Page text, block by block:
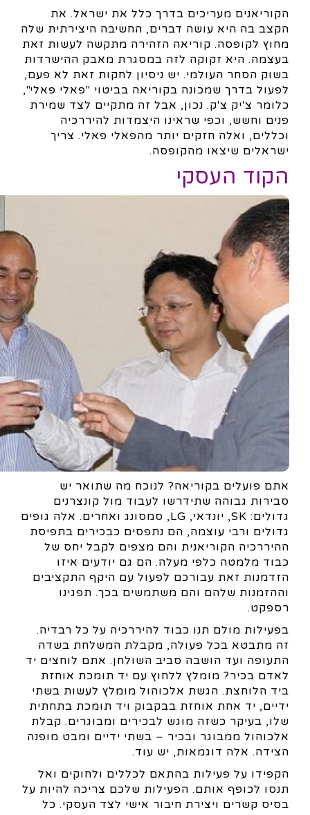
הקוריאנים מעריכים בדרך כלל את ישראל. את
הקצב בה היא עושה דברים, החשיבה היצירתית שלה
מחוץ לקופסה. קוריאה הזהירה מתקשה לעשות זאת
בעצמה. היא זקוקה לזה במסגרת מאבק ההישרדות
בשוק הסחר העולמי. יש ניסיון לחקות זאת לא פעם,
לפעול בדרך שמכונה בקוריאה בביטוי "פאלי פאלי",
כלומר צ'יק צ'ק. נכון, אבל זה מתקיים לצד שמירת
פנים וחשש, וכפי שראינו היצמדות להיררכיה
וכללים, ואלה חזקים יותר מהפאלי פאלי. צריך
ישראלים שיצאו מהקופסה.
הקוד העסקי
אתם פועלים בקוריאה? לנוכח מה שתואר יש
סבירות גבוהה שתידרשו לעבוד מול קונצרנים
גדולים: SK, יונדאי, LG, סמסונג ואחרים. אלה גופים
גדולים ורבי עוצמה, הם נתפסים כבכירים בתפיסת
ההיררכיה הקוריאנית והם מצפים לקבל יחס של
כבוד מלמטה כלפי מעלה. הם גם יודעים איזו
הזדמנות זאת עבורכם לפעול עם היקף התקציבים
וההזמנות שלהם והם משתמשים בכך. תפגינו
רספקט.
בפעילות מולם תנו כבוד להיררכיה על כל רבדיה.
זה מתבטא בכל פעולה, מקבלת המשלחת בשדה
התעופה ועד הושבה סביב השולחן. אתם לוחצים יד
לאדם בכיר? מומלץ ללחוץ עם יד תומכת אוחזת
ביד הלוחצת. הגשת אלכוהול מומלץ לעשות בשתי
ידיים, יד אחת אוחזת בבקבוק ויד תומכת בתחתית
שלו, בעיקר כשזה מוגש לבכירים ומבוגרים. קבלת
אלכוהול ממבוגר ובכיר – בשתי ידיים ומבט מופנה
הצידה. אלה דוגמאות, יש עוד.
הקפידו על פעילות בהתאם לכללים ולחוקים ואל
תנסו לכופף אותם. הפעילות שלכם צריכה להיות על
בסיס קשרים ויצירת חיבור אישי לצד העסקי. כל